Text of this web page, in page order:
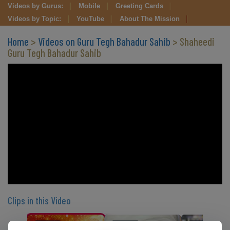
Videos by Gurus: Mobile
Greeting Cards
Videos by Topic:
YouTube About The Mission
Home > Videos on Guru Tegh Bahadur Sahib > Shaheedi
Guru Tegh Bahadur Sahib
Clips in this Video